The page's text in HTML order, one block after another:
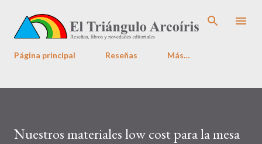
Página principal Reseñas Más…
Nuestros materiales low cost para la mesa